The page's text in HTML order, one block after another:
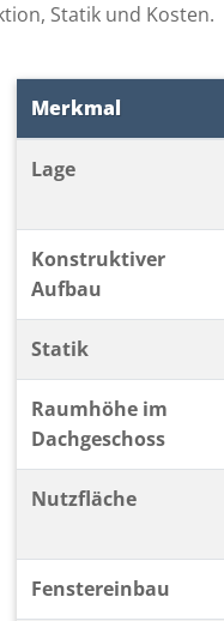
Statik und Kosten.
Merkmal
Lage
Konstruktiver
Aufbau
Statik
Raumhöhe im
Dachgeschoss
Nutzfläche
Fenstereinbau